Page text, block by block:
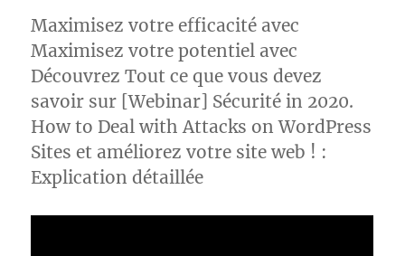
Maximisez votre efficacité avec
Maximisez votre potentiel avec
Découvrez Tout ce que vous devez
savoir sur [Webinar] Sécurité in 2020.
How to Deal with Attacks on WordPress
Sites et améliorez votre site web ! :
Explication détaillée